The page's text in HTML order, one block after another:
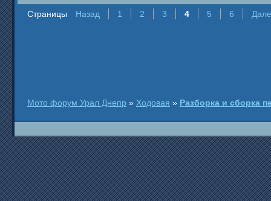
Страницы Назад 1 2 3 4 5 6
Мото форум Урал Днепр » Ходовая » Разборка и сборка